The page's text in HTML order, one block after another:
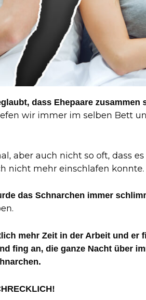
dass Ehepaare zusammen
wir immer im selben Bett
aber auch nicht so oft, dass
nicht mehr einschlafen konnte.
das Schnarchen immer
mehr Zeit in der Arbeit und er
fing an, die ganze Nacht über